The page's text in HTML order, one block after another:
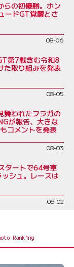
らの初優勝。ホン
ードGT覚醒とさ
08-06
第7戦含む令和8
た取り組みを発表
08-05
舞われたフラガの
が報告、大きな
コメントを発表
08-03
タートで64号車
シュ。レースは
08-02